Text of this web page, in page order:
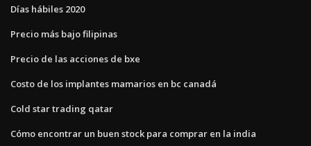
Días hábiles 2020
Precio más bajo filipinas
Precio de las acciones de bxe
Costo de los implantes mamarios en bc canadá
Cold star trading qatar
Cómo encontrar un buen stock para comprar en la india